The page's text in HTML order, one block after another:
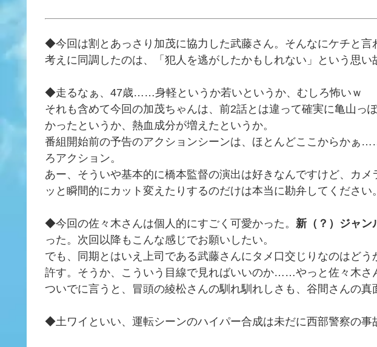
◆今回は割とあっさり加茂に協力した武藤さん。そんなにケチと言
考えに同調したのは、「犯人を逃がしたかもしれない」という思い
◆走るなぁ、47歳……身軽というか若いというか、むしろ怖いｗ
それも含めて今回の加茂ちゃんは、前2話とは違って確実に亀山っ
かったというか、熱血成分が増えたというか。
番組開始前の予告のアクションシーンは、ほとんどここからかぁ
ろアクション。
あー、そういや基本的に橋本監督の演出は好きなんですけど、カ
ッと瞬間的にカット変えたりするのだけは本当に勘弁してください
◆今回の佐々木さんは個人的にすごく可愛かった。 新（？）ジャン
った。次回以降もこんな感じでお願いしたい。
でも、同期とはいえ上司である武藤さんにタメ口交じりなのはどう
許す。そうか、こういう目線で見ればいいのか……やっと佐々木さ
ついでに言うと、冒頭の綾松さんの馴れ馴れしさも、谷間さんの真
◆土ワイといい、運転シーンのハイパー合成は未だに西部警察の事